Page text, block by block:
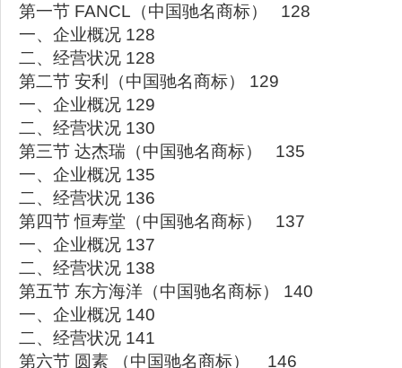
第一节 FANCL（中国驰名商标） 128
一、企业概况 128
二、经营状况 128
第二节 安利（中国驰名商标） 129
一、企业概况 129
二、经营状况 130
第三节 达杰瑞（中国驰名商标） 135
一、企业概况 135
二、经营状况 136
第四节 恒寿堂（中国驰名商标） 137
一、企业概况 137
二、经营状况 138
第五节 东方海洋（中国驰名商标） 140
一、企业概况 140
二、经营状况 141
第六节 圆素 （中国驰名商标） 146